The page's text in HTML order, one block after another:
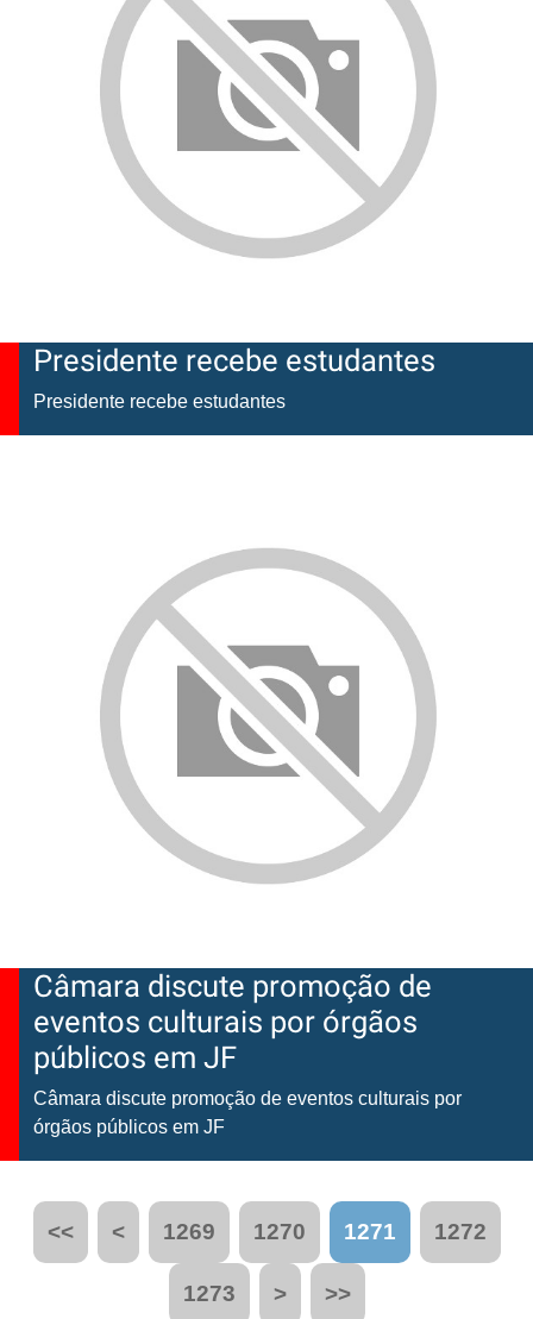
Presidente recebe estudantes
Presidente recebe estudantes
Câmara discute promoção de
eventos culturais por órgãos
públicos em JF
Câmara discute promoção de eventos culturais por
órgãos públicos em JF
<< < 1269 1270 1271 1272
1273 > >>